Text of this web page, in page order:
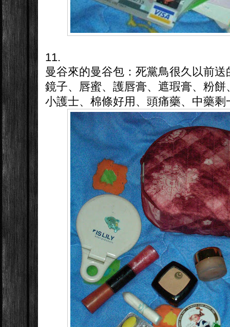
11.
曼谷來的曼谷包：死黨鳥很久以前送
鏡子、唇蜜、護唇膏、遮瑕膏、粉
小護士、棉條好用、頭痛藥、中藥剩